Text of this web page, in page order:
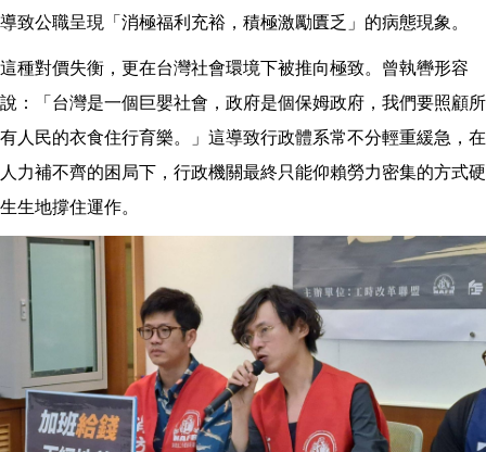
導致公職呈現「消極福利充裕，積極激勵匱乏」的病態現象。
這種對價失衡，更在台灣社會環境下被推向極致。曾執轡形容
說：「台灣是一個巨嬰社會，政府是個保姆政府，我們要照顧所
有人民的衣食住行育樂。」這導致行政體系常不分輕重緩急，在
人力補不齊的困局下，行政機關最終只能仰賴勞力密集的方式硬
生生地撐住運作。